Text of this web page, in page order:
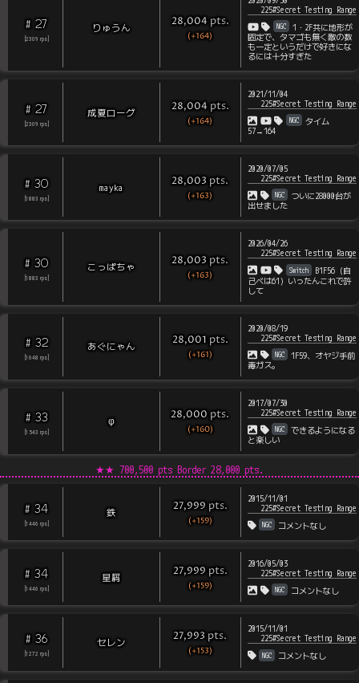
# 27
2309 rps
りゅうん 28,004 pts.
(+164)
225#Secret Testing Range
NGC
1・2F共に地形が
固定で、タマゴも無く敵の数
も一定というだけで好きにな
るには十分すぎた
# 27
2309 rps
成夏ローグ 28,004 pts.
(+164)
2021/11/04
225#Secret Testing Range
NGC
タイム
57→164
# 30
1883 rps
mayka 28,003 pts.
(+163)
2020/07/05
225#Secret Testing Range
NGC
ついに28000台が
出せました
# 30
1883 rps
こっぱちゃ 28,003 pts.
(+163)
2026/04/26
225#Secret Testing Range
Switch
B1F56（自
己べは61）いったんこれで許
して
# 32
1648 rps
あぐにゃん 28,001 pts.
(+161)
2020/08/19
225#Secret Testing Range
NGC
1F59、オヤジ手前
毒ガス。
# 33
1543 rps
φ 28,000 pts.
(+160)
2017/07/30
225#Secret Testing Range
NGC
できるようになる
と楽しい
★★ 700,500 pts Border 28,000 pts.
# 34
1446 rps
鉄 27,999 pts.
(+159)
2015/11/01
225#Secret Testing Range
NGC コメントなし
# 34
1446 rps
星屑 27,999 pts.
(+159)
2016/05/03
225#Secret Testing Range
NGC コメントなし
# 36
1272 rps
セレン 27,993 pts.
(+153)
2015/11/01
225#Secret Testing Range
NGC コメントなし